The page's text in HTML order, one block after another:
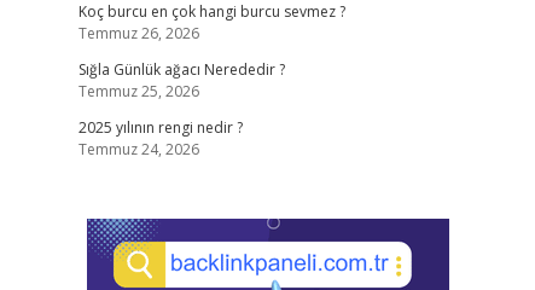
Koç burcu en çok hangi burcu sevmez ?
Temmuz 26, 2026
Sığla Günlük ağacı Nerededir ?
Temmuz 25, 2026
2025 yılının rengi nedir ?
Temmuz 24, 2026